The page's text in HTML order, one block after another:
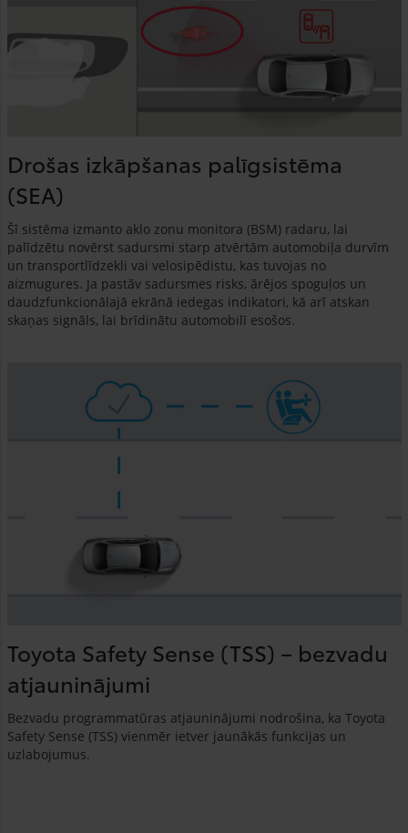
Drošas izkāpšanas palīgsistēma
(SEA)
Šī sistēma izmanto aklo zonu monitora (BSM) radaru, lai
palīdzētu novērst sadursmi starp atvērtām automobiļa durvīm
un transportlīdzekli vai velosipēdistu, kas tuvojas no
aizmugures. Ja pastāv sadursmes risks, ārējos spoguļos un
daudzfunkcionālajā ekrānā iedegas indikatori, kā arī atskan
skaņas signāls, lai brīdinātu automobilī esošos.
Toyota Safety Sense (TSS) – bezvadu
atjauninājumi
Bezvadu programmatūras atjauninājumi nodrošina, ka Toyota
Safety Sense (TSS) vienmēr ietver jaunākās funkcijas un
uzlabojumus.